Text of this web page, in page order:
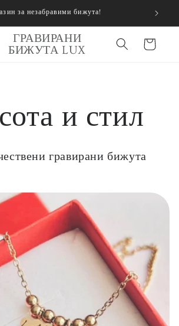
за незабравими бижута!
ГРАВИРАНИ
БИЖУТА LUX
Количка
и стил
гравирани бижута